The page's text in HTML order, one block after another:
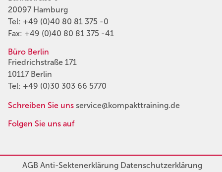
20097 Hamburg
Tel: +49 (0)40 80 81 375 -0
Fax: +49 (0)40 80 81 375 -41
Büro Berlin
Friedrichstraße 171
10117 Berlin
Tel: +49 (0)30 303 66 5770
Schreiben Sie uns service@kompakttraining.de
Folgen Sie uns auf
AGBAnti-SektenerklärungDatenschutzerklärung